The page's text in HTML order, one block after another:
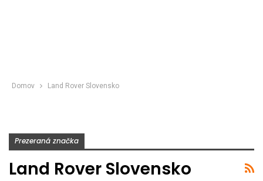
Domov Land Rover Slovensko
Prezeraná značka
Land Rover Slovensko